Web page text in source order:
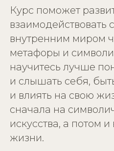
Курс поможет
взаимодействовать
внутренним миром
метафоры и
научитесь лучше
и слышать себя,
и влиять на свою
сначала на
искусства, а потом
жизни.